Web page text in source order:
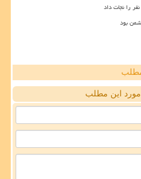
بود
مطلب
این مطلب